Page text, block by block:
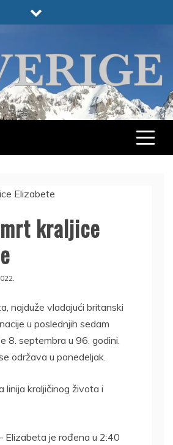
kraljice
najduže vladajući britanski
u poslednjih sedam
8. septembra u 96. godini.
održava u ponedeljak.
linija kraljičinog života i
Elizabeta je rođena u 2:40